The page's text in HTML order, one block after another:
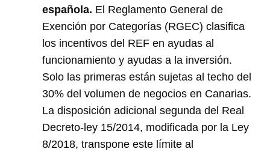
española. El Reglamento General de
Exención por Categorías (RGEC) clasifica
los incentivos del REF en ayudas al
funcionamiento y ayudas a la inversión.
Solo las primeras están sujetas al techo del
30% del volumen de negocios en Canarias.
La disposición adicional segunda del Real
Decreto-ley 15/2014, modificada por la Ley
8/2018, transpone este límite al